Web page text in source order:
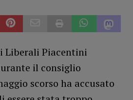
Liberali Piacentini
il consiglio
scorso ha accusato